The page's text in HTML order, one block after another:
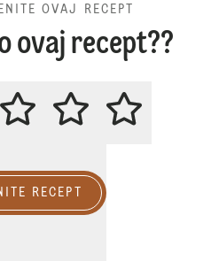
OVAJ RECEPT
ovaj recept??
MOLIMO OCIJENITE OVAJ
RECEPT